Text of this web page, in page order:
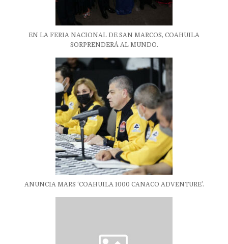
EN LA FERIA NACIONAL DE SAN MARCOS, COAHUILA
SORPRENDERÁ AL MUNDO.
ANUNCIA MARS ‘COAHUILA 1000 CANACO ADVENTURE’.